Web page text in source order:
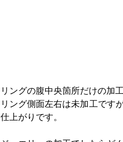
リングの腹中央箇所だけの加
リング側面左右は未加工です
仕上がりです。